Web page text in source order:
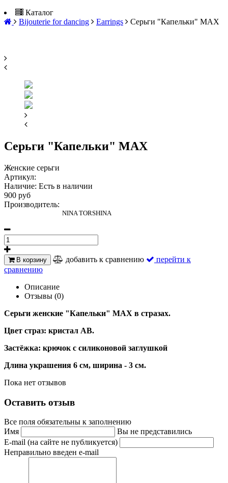
Каталог
Bijouterie for dancing
Earrings Серьги "Капельки" MAX
Серьги "Капельки" MAX
Женские серьги
Артикул:
Наличие: Есть в наличии
900 руб
Производитель:
NINA TORSHINA
В корзину добавить к сравнению
перейти к
сравнению
Описание
Отзывы (0)
Серьги женские "Капельки" MAX в стразах.
Цвет страз: кристал АВ.
Застёжка: крючок с силиконовой заглушкой
Длина украшения 6 см, ширина - 3 см.
Пока нет отзывов
Оставить отзыв
Все поля обязательны к заполнению
Имя
Вы не представились
E-mail (на сайте не публикуется)
Неправильно введен e-mail